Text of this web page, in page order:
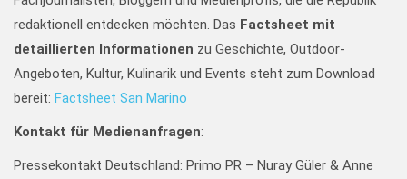
redaktionell entdecken möchten. Das Factsheet mit
detaillierten Informationen zu Geschichte, Outdoor-
Angeboten, Kultur, Kulinarik und Events steht zum Download
bereit: Factsheet San Marino
Kontakt für Medienanfragen:
Pressekontakt Deutschland: Primo PR – Nuray Güler & Anne